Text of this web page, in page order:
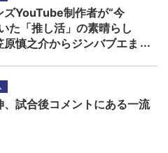
ズYouTube制作者が“今
た「推し活」の素晴らし
原慎之介からジンバブエま
、試合後コメントにある一流